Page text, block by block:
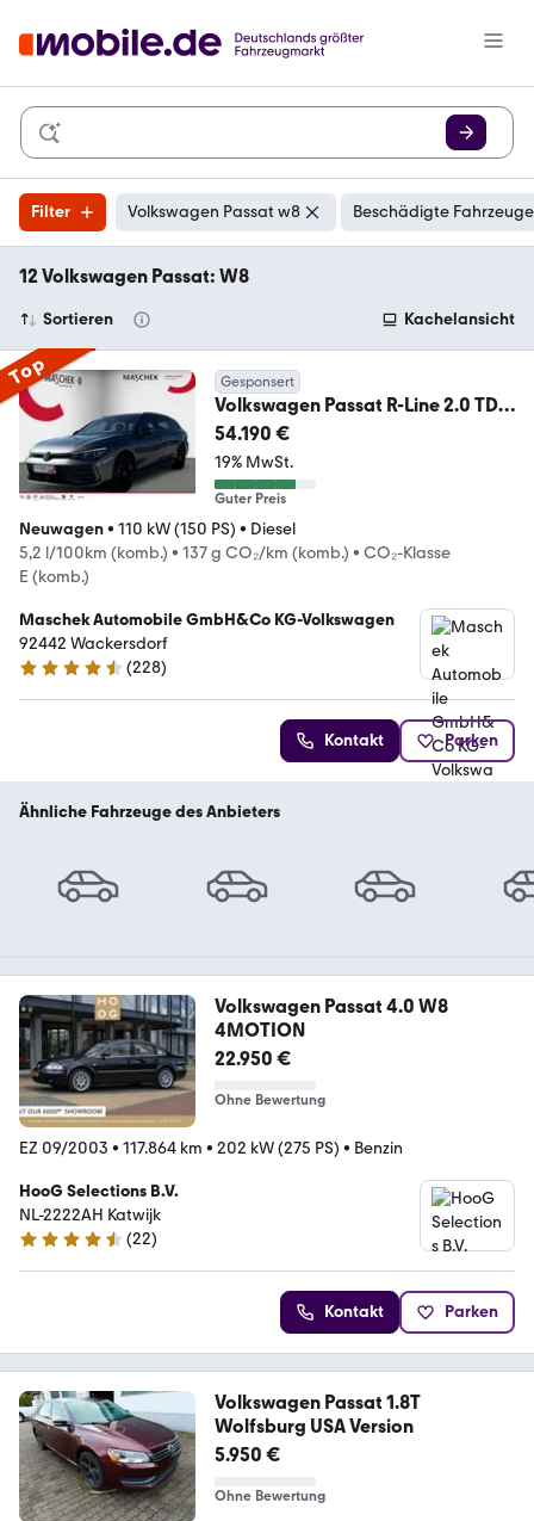
Filter Volkswagen Passat w8 Beschädigte
12 Volkswagen Passat: W8
Sortieren Kachelansicht
Top Gesponsert
Volkswagen Passat R-Line 2.0 TDI
DSG AHK +WR Black Style 8-
54.190 €
19% MwSt.
Guter Preis
Neuwagen• 110 kW (150 PS) • Diesel
5,2 l/100km (komb.) • 137 g CO₂/km (komb.) • CO₂-Klasse
E (komb.)
Maschek Automobile GmbH&Co KG-Volkswagen
92442 Wackersdorf
4.5 Sterne
(228)
Kontakt Parken
Ähnliche Fahrzeuge des Anbieters
Volkswagen Passat 4.0 W8
4MOTION
22.950 €
Ohne Bewertung
EZ 09/2003 • 117.864 km • 202 kW (275 PS) • Benzin
HooG Selections B.V.
NL-2222AH Katwijk
4.3 Sterne
(22)
Kontakt Parken
Volkswagen Passat 1.8T
Wolfsburg USA Version
5.950 €
Ohne Bewertung